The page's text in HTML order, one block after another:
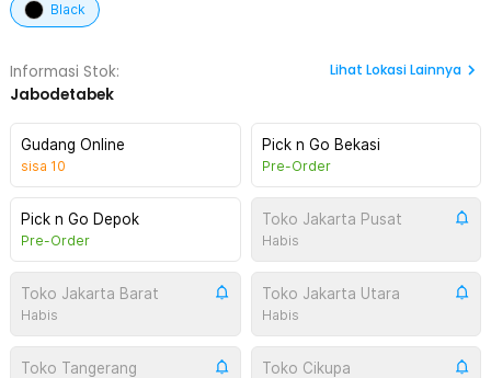
Black
Informasi Stok:
Jabodetabek
Lihat Lokasi Lainnya
Gudang Online
sisa 10
Pick n Go Bekasi
Pre-Order
Pick n Go Depok
Pre-Order
Toko Jakarta Pusat
Habis
Toko Jakarta Barat
Habis
Toko Jakarta Utara
Habis
Toko Tangerang Toko Cikupa